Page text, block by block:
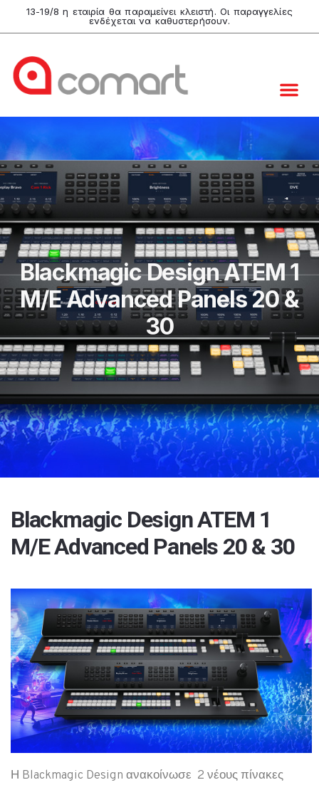
13-19/8 η εταιρία θα παραμείνει κλειστή. Οι παραγγελίες
ενδέχεται να καθυστερήσουν.
Blackmagic Design ATEM 1
M/E Advanced Panels 20 &
30
Blackmagic Design ATEM 1
M/E Advanced Panels 20 & 30
Η Blackmagic Design ανακοίνωσε 2 νέους πίνακες